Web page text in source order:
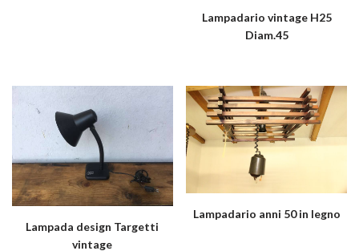
Lampadario vintage H25
Diam.45
Lampada design Targetti
vintage
Lampadario anni 50 in legno